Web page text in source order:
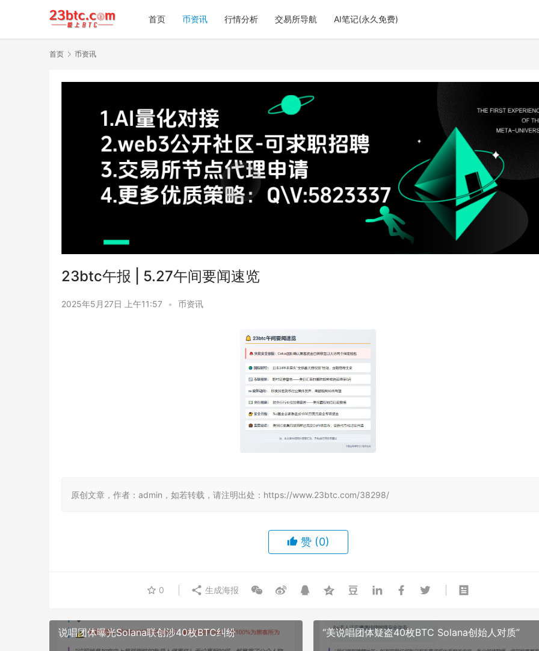
首页 币资讯 行情分析 交易所导航 AI笔记(永久免费)
首页 币资讯
23btc午报 | 5.27午间要闻速览
2025年5月27日 上午11:57 • 币资讯
原创文章，作者：admin，如若转载，请注明出处：https://www.23btc.com/38298/
赞 (0)
0 生成海报
说唱团体曝光Solana联创涉40枚BTC纠纷 “美说唱团体疑盗40枚BTC Solana创始人对质”